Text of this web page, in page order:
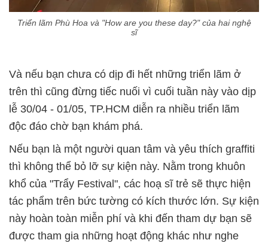
Triển lãm Phù Hoa và "How are you these day?" của hai nghệ
sĩ
Và nếu bạn chưa có dịp đi hết những triển lãm ở
trên thì cũng đừng tiếc nuối vì cuối tuần này vào dịp
lễ 30/04 - 01/05, TP.HCM diễn ra nhiều triển lãm
độc đáo chờ bạn khám phá.
Nếu bạn là một người quan tâm và yêu thích graffiti
thì không thể bỏ lỡ sự kiện này. Nằm trong khuôn
khổ của "Trẩy Festival", các hoạ sĩ trẻ sẽ thực hiện
tác phẩm trên bức tường có kích thước lớn. Sự kiện
này hoàn toàn miễn phí và khi đến tham dự bạn sẽ
được tham gia những hoạt động khác như nghe